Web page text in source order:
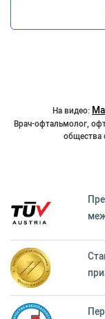
На видео:
Врач-офтальмолог,
общества